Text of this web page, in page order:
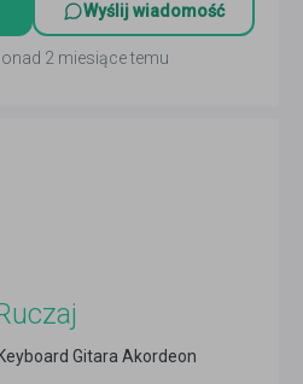
Wyślij wiadomość
2 miesiące temu
Gitara Akordeon